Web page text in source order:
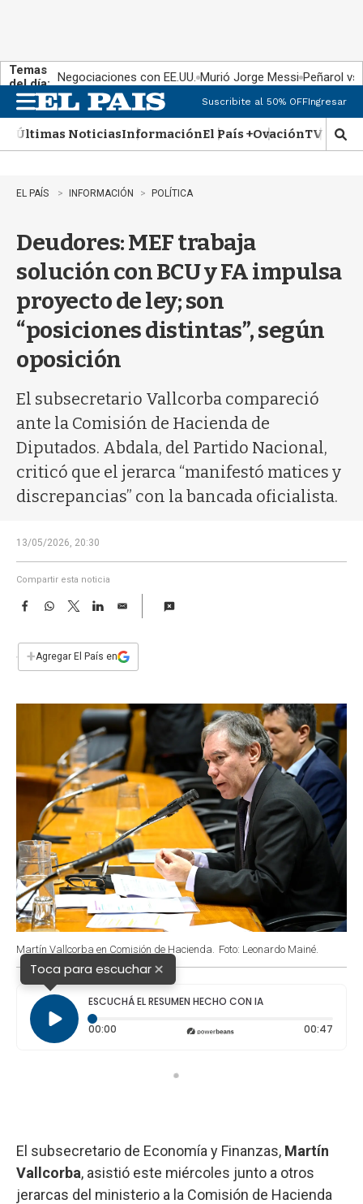
Temas
del día: Negociaciones con EE.UU. Murió Jorge Messi Peñarol
n
u
Suscribite al 50% OFFIngresar
Últimas NoticiasInformaciónEl País +OvaciónTV Show
M
o
�
EL PAÍS INFORMACIÓN POLÍTICA
Deudores: MEF trabaja
solución con BCU y FA impulsa
proyecto de ley; son
“posiciones distintas”, según
oposición
El subsecretario Vallcorba compareció
ante la Comisión de Hacienda de
Diputados. Abdala, del Partido Nacional,
criticó que el jerarca “manifestó matices y
discrepancias” con la bancada oficialista.
13/05/2026, 20:30
Compartir esta noticia
F
e
b
W
s
T
w
t
L
n
E
i
l
+Agregar El País en
Martín Vallcorba en Comisión de Hacienda. Foto: Leonardo Mainé.
Toca para escuchar×
ESCUCHÁ EL RESUMEN HECHO CON IA
00:00 Tiempo transcurrido: 0 segundos 00:47
El subsecretario de Economía y Finanzas, Martín
Vallcorba, asistió este miércoles junto a otros
jerarcas del ministerio a la Comisión de Hacienda